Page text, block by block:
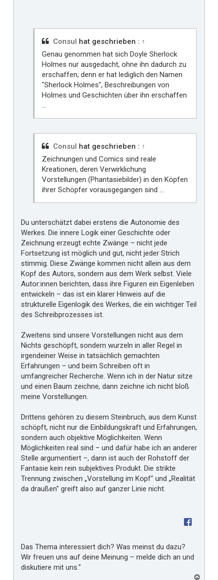
m
i
r
Consul hat geschrieben : ↑
Genau genommen hat sich Doyle Sherlock
Holmes nur ausgedacht, ohne ihn dadurch zu
erschaffen; denn er hat lediglich den Namen
"Sherlock Holmes", Beschreibungen von
Holmes und Geschichten über ihn erschaffen
Consul hat geschrieben : ↑
Zeichnungen und Comics sind reale
Kreationen, deren Verwirklichung
Vorstellungen (Phantasiebilder) in den Köpfen
ihrer Schöpfer vorausgegangen sind ...
Du unterschätzt dabei erstens die Autonomie des
Werkes. Die innere Logik einer Geschichte oder
Zeichnung erzeugt echte Zwänge – nicht jede
Fortsetzung ist möglich und gut, nicht jeder Strich
stimmig. Diese Zwänge kommen nicht allein aus dem
Kopf des Autors, sondern aus dem Werk selbst. Viele
Autor:innen berichten, dass ihre Figuren ein Eigenleben
entwickeln – das ist ein klarer Hinweis auf die
strukturelle Eigenlogik des Werkes, die ein wichtiger Teil
des Schreibprozesses ist.
Zweitens sind unsere Vorstellungen nicht aus dem
Nichts geschöpft, sondern wurzeln in aller Regel in
irgendeiner Weise in tatsächlich gemachten
Erfahrungen – und beim Schreiben oft in
umfangreicher Recherche. Wenn ich in der Natur sitze
und einen Baum zeichne, dann zeichne ich nicht bloß
meine Vorstellungen.
Drittens gehören zu diesem Steinbruch, aus dem Kunst
schöpft, nicht nur die Einbildungskraft und Erfahrungen,
sondern auch objektive Möglichkeiten. Wenn
Möglichkeiten real sind – und dafür habe ich an anderer
Stelle argumentiert –, dann ist auch der Rohstoff der
Fantasie kein rein subjektives Produkt. Die strikte
Trennung zwischen „Vorstellung im Kopf" und „Realität
da draußen" greift also auf ganzer Linie nicht.
Das Thema interessiert dich? Was meinst du dazu?
Wir freuen uns auf deine Meinung – melde dich an und
diskutiere mit uns.“